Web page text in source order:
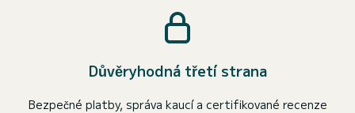
Důvěryhodná třetí strana
Bezpečné platby, správa kaucí a certifikované recenze